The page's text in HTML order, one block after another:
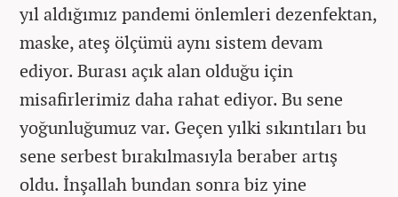
yıl aldığımız pandemi önlemleri dezenfektan,
maske, ateş ölçümü aynı sistem devam
ediyor. Burası açık alan olduğu için
misafirlerimiz daha rahat ediyor. Bu sene
yoğunluğumuz var. Geçen yılki sıkıntıları bu
sene serbest bırakılmasıyla beraber artış
oldu. İnşallah bundan sonra biz yine